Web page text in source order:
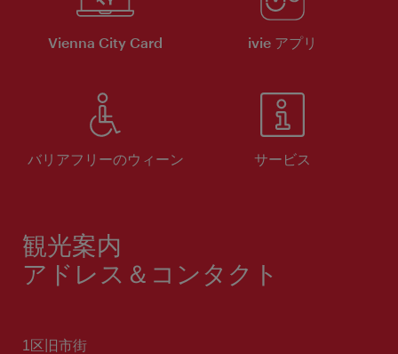
Vienna City Card ivie アプリ
バリアフリーのウィーン サービス
観光案内
アドレス＆コンタクト
1区旧市街